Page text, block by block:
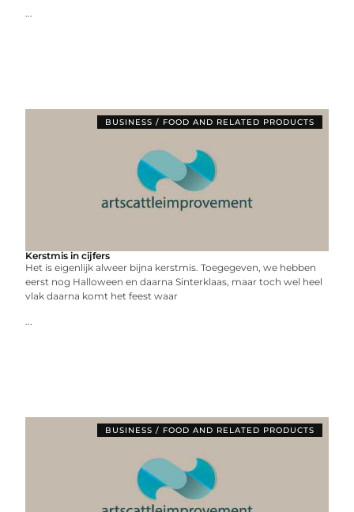
...
BUSINESS / FOOD AND RELATED PRODUCTS
Kerstmis in cijfers
Het is eigenlijk alweer bijna kerstmis. Toegegeven, we hebben
eerst nog Halloween en daarna Sinterklaas, maar toch wel heel
vlak daarna komt het feest waar
...
BUSINESS / FOOD AND RELATED PRODUCTS